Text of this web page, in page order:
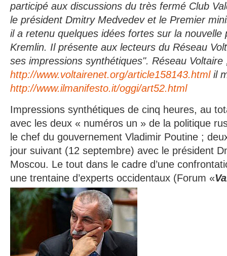
participé aux discussions du très fermé Club
le président Dmitry Medvedev et le Premier
il a retenu quelques idées fortes sur la nouvelle
Kremlin. Il présente aux lecteurs du Réseau
ses impressions synthétiques". Réseau Voltaire
http://www.voltairenet.org/article158143.html il
http://www.ilmanifesto.it/oggi/art52.html
Impressions synthétiques de cinq heures, au
avec les deux « numéros un » de la politique
le chef du gouvernement Vladimir Poutine ;
jour suivant (12 septembre) avec le président
Moscou. Le tout dans le cadre d’une
une trentaine d’experts occidentaux (Forum «